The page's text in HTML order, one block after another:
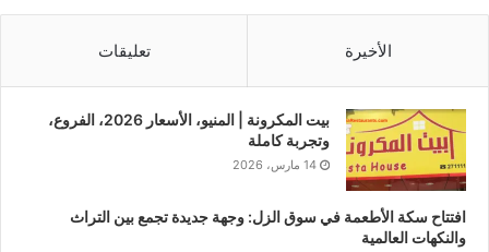
الأخيرة تعليقات
بيت المكرونة | المنيو، الأسعار 2026، الفروع،
وتجربة كاملة
14 مارس، 2026
افتتاح سكة الأطعمة في سوق الزل: وجهة جديدة تجمع بين التراث
والنكهات العالمية